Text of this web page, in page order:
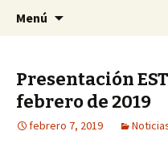
Setenta Teclas
Asociación 70 Teclas
Menú
Presentación
febrero de 2019
febrero 7, 2019